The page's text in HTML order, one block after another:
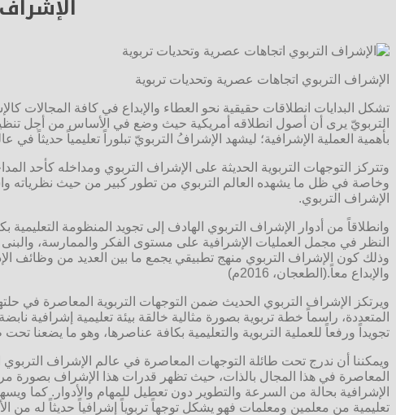
الإشراف التربوي اتجاهات عصرية وتحديات تربوية
تشكل البدايات انطلاقات حقيقية نحو العطاء والإبداع في كافة المجالات
التربويّ يرى أن أصول انطلاقه أمريكية حيث وضع في الأساس من أجل تنظيم
بأهمية العملية الإشرافية؛ ليشهد الإشرافُ التربويّ تبلوراً تعليمياً حديثاً في
وتتركز التوجهات التربوية الحديثة على الإشراف التربوي ومداخله كأحد
وخاصة في ظل ما يشهده العالم التربوي من تطور كبير من حيث نظرياته
الإشراف التربوي.
وانطلاقاً من أدوار الإشراف التربوي الهادف إلى تجويد المنظومة
النظر في مجمل العمليات الإشرافية على مستوى الفكر والممارسة، والبنى
وذلك كون الإشراف التربوي منهج تطبيقي يجمع ما بين العديد من وظائف
والإبداع معاً.(الطعجان، 2016م)
ويرتكز الإشراف التربوي الحديث ضمن التوجهات التربوية المعاصرة في
المتعددة، راسماً خطة تربوية بصورة مثالية خالقة بيئة تعليمية إشرافية
تجويداً ورفعاً للعملية التربوية والتعليمية بكافة عناصرها، وهو ما يضعنا تحت
ويمكننا أن ندرج تحت طائلة التوجهات المعاصرة في عالم الإشراف
المعاصرة في هذا المجال بالذات، حيث تظهر قدرات هذا الإشراف بصورة
الإشرافية بحالة من السرعة والتطوير دون تعطيل للمهام والأدوار. كما
تعليمية من معلمين ومعلمات فهو يشكل توجهاً تربوياً إشرافياً حديثاً له من